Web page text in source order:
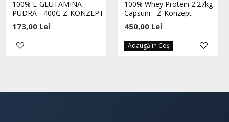
100% Proteina Pura Whey -
2000g - Capsuni
516,00 Lei
100% L-GLUTAMINA
PUDRA - 400G Z-KONZEPT
173,00 Lei
100% Whey Protein 2.27kg
Capsuni - Z-Konzept
450,00 Lei
Adaugă în Coş